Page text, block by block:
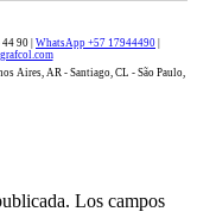
90 | WhatsApp +57 17944490
Aires, AR - Santiago, CL - São Paulo,
Los campos